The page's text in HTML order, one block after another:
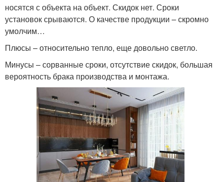
носятся с объекта на объект. Скидок нет. Сроки
установок срываются. О качестве продукции – скромно
умолчим…
Плюсы – относительно тепло, еще довольно светло.
Минусы – сорванные сроки, отсутствие скидок, большая
вероятность брака производства и монтажа.